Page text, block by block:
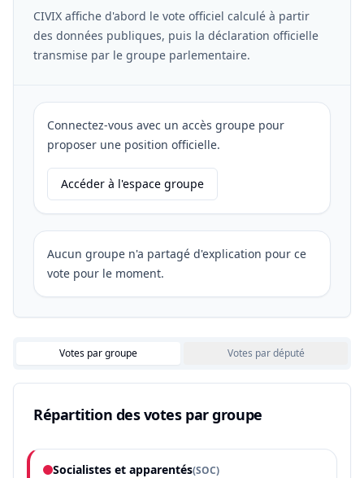
CIVIX affiche d'abord le vote officiel calculé à partir
des données publiques, puis la déclaration officielle
transmise par le groupe parlementaire.
Connectez-vous avec un accès groupe pour
proposer une position officielle.
Accéder à l'espace groupe
Aucun groupe n'a partagé d'explication pour ce
vote pour le moment.
Votes par groupe Votes par député
Répartition des votes par groupe
Socialistes et apparentés(SOC)